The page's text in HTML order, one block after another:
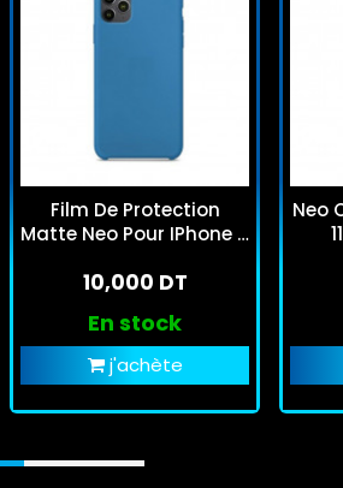
Film De Protection
Matte Neo Pour IPhone 11
10,000 DT
En stock
j'achète
Neo